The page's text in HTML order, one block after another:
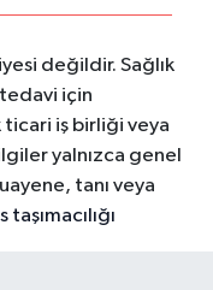
değildir. Sağlık
için
iş birliği veya
yalnızca genel
tanı veya